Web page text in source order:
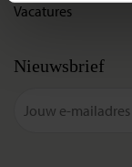
Vacatures
Nieuwsbrief